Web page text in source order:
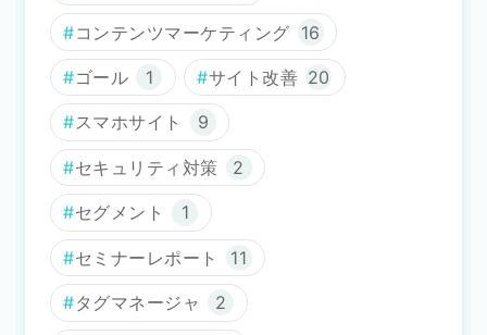
コンテンツマーケティング 16
ゴール 1 サイト改善 20
スマホサイト 9
セキュリティ対策 2
セグメント 1
セミナーレポート 11
タグマネージャ 2